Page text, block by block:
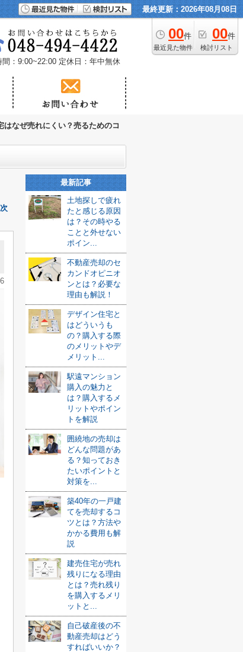
最終更新：2026年08月08日
00件
最近見た物件
00件
検討リスト
間：9:00~22:00 定休日：年中無休
はなぜ売れにくい？売るためのコ
最新記事
土地探しで疲れ
たと感じる原因
は？その時やる
ことと外せない
ポイン...
不動産売却のセ
カンドオピニオ
ンとは？必要な
理由も解説！
デザイン住宅と
はどういうも
の？購入する際
のメリットやデ
メリット...
駅遠マンション
購入の魅力と
は？購入するメ
リットやポイン
トを解説
囲繞地の売却は
どんな問題があ
る？知っておき
たいポイントと
対策を...
築40年の一戸建
てを売却するコ
ツとは？方法や
かかる費用も解
説
建売住宅が売れ
残りになる理由
とは？売れ残り
を購入するメリ
ットと...
自己破産後の不
動産売却はどう
すればいいか？